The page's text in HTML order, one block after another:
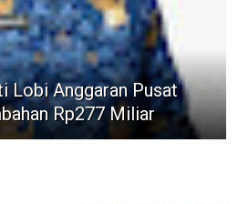
Lobi Anggaran Pusat
Rp277 Miliar